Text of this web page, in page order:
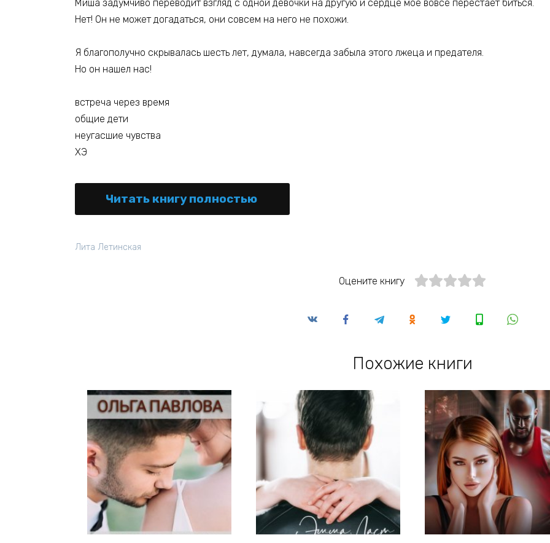
Миша задумчиво переводит взгляд с одной девочки на другую и сердце мое вовсе перестает биться.
Нет! Он не может догадаться, они совсем на него не похожи.
Я благополучно скрывалась шесть лет, думала, навсегда забыла этого лжеца и предателя.
Но он нашел нас!
встреча через время
общие дети
неугасшие чувства
ХЭ
Читать книгу полностью
Лита Летинская
Оцените книгу
Похожие книги